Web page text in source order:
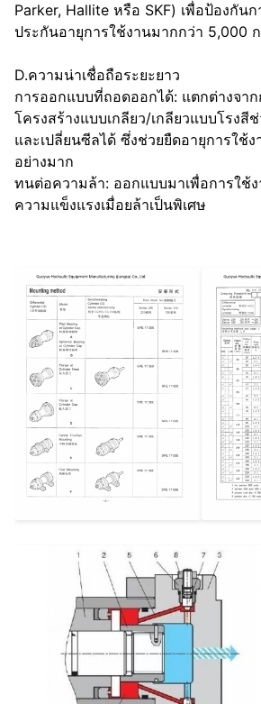
Parker, Hallite หรือ SKF) เพื่อป้องกัน
ประกันอายุการใช้งานมากกว่า 5,000
D.ความน่าเชื่อถือระยะยาว
การออกแบบที่ถอดออกได้: แตกต่างจา
โครงสร้างแบบเกลียว/เกลียวแบบโรงสี
และเปลี่ยนซีลได้ ซึ่งช่วยยืดอายุการใช้
อย่างมาก
ทนต่อความล้า: ออกแบบมาเพื่อการใช้
ความแข็งแรงเมื่อยล้าเป็นพิเศษ